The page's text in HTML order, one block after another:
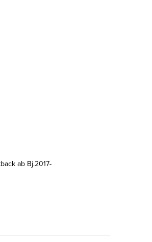
ab Bj.2017-